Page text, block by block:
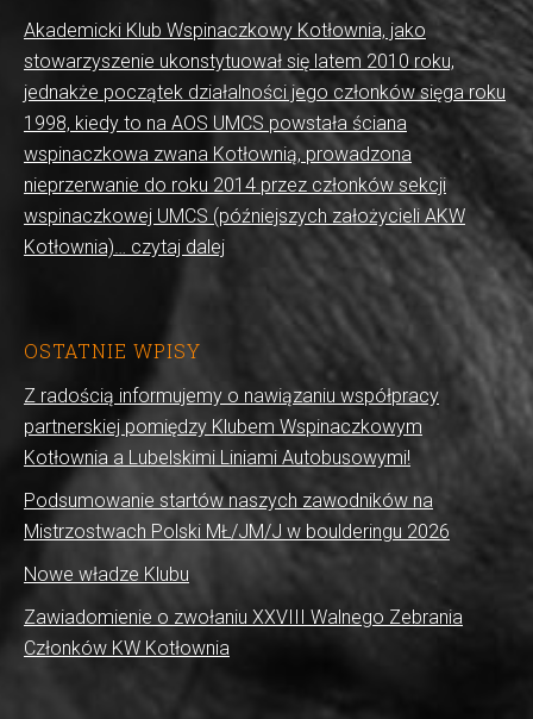
Akademicki Klub Wspinaczkowy Kotłownia, jako
stowarzyszenie ukonstytuował się latem 2010 roku,
jednakże początek działalności jego członków sięga roku
1998, kiedy to na AOS UMCS powstała ściana
wspinaczkowa zwana Kotłownią, prowadzona
nieprzerwanie do roku 2014 przez członków sekcji
wspinaczkowej UMCS (późniejszych założycieli AKW
Kotłownia)… czytaj dalej
OSTATNIE WPISY
Z radością informujemy o nawiązaniu współpracy
partnerskiej pomiędzy Klubem Wspinaczkowym
Kotłownia a Lubelskimi Liniami Autobusowymi!
Podsumowanie startów naszych zawodników na
Mistrzostwach Polski MŁ/JM/J w boulderingu 2026
Nowe władze Klubu
Zawiadomienie o zwołaniu XXVIII Walnego Zebrania
Członków KW Kotłownia